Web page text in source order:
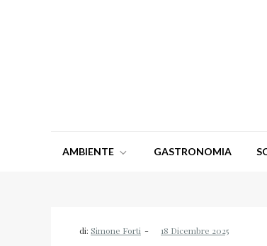
AMBIENTE GASTRONOMIA
di: Simone Forti